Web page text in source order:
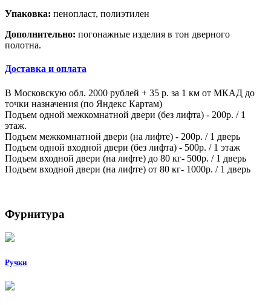
Упаковка: пенопласт, полиэтилен
Дополнительно: погонажные изделия в тон дверного
полотна.
Доставка и оплата
В Московскую обл. 2000 рублей + 35 р. за 1 км от МКАД до
точки назначения (по Яндекс Картам)
Подъем одной межкомнатной двери (без лифта) - 200р. / 1
этаж.
Подъем межкомнатной двери (на лифте) - 200р. / 1 дверь
Подъем одной входной двери (без лифта) - 500р. / 1 этаж
Подъем входной двери (на лифте) до 80 кг- 500р. / 1 дверь
Подъем входной двери (на лифте) от 80 кг- 1000р. / 1 дверь
Фурнитура
Ручки